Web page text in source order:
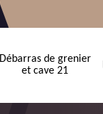
Débarras de grenier
et cave 21